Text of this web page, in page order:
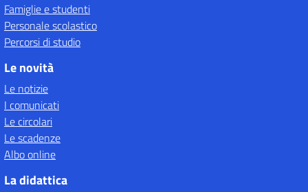
Famiglie e studenti
Personale scolastico
Percorsi di studio
Le novità
Le notizie
I comunicati
Le circolari
Le scadenze
Albo online
La didattica